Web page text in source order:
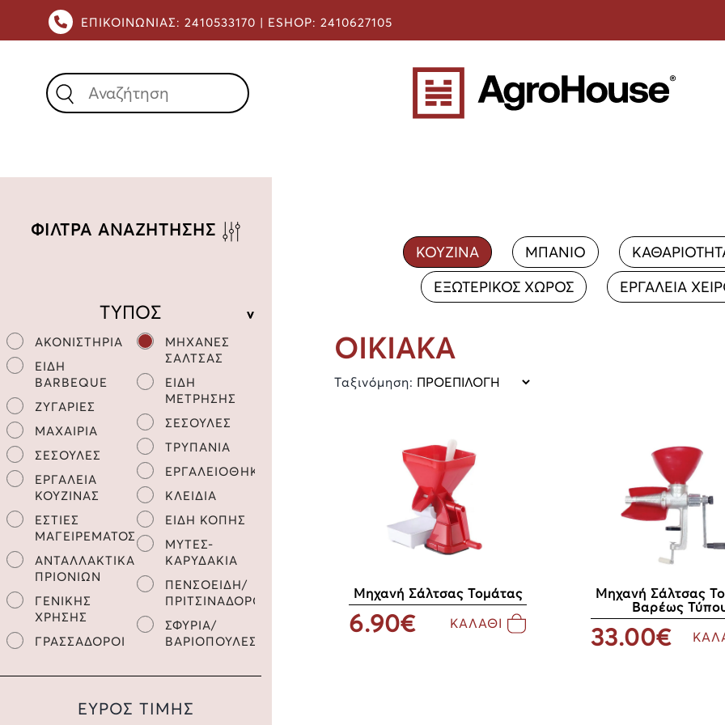
ΕΠΙΚΟΙΝΩΝΙΑΣ: 2410533170 | ESHOP: 2410627105
ΦΙΛΤΡΑ ΑΝΑΖΗΤΗΣΗΣ
ΤΥΠΟΣ
ΑΚΟΝΙΣΤΗΡΙΑ
ΕΙΔΗ
BARBEQUE
ΖΥΓΑΡΙΕΣ
ΜΑΧΑΙΡΙΑ
ΣΕΣΟΥΛΕΣ
ΕΡΓΑΛΕΙΑ
ΚΟΥΖΙΝΑΣ
ΕΣΤΙΕΣ
ΜΑΓΕΙΡΕΜΑΤΟΣ
ΑΝΤΑΛΛΑΚΤΙΚΑ
ΠΡΙΟΝΙΩΝ
ΓΕΝΙΚΗΣ
ΧΡΗΣΗΣ
ΓΡΑΣΣΑΔΟΡΟΙ
ΜΗΧΑΝΕΣ
ΣΑΛΤΣΑΣ
ΕΙΔΗ
ΜΕΤΡΗΣΗΣ
ΣΕΣΟΥΛΕΣ
ΤΡΥΠΑΝΙΑ
ΕΡΓΑΛΕΙΟΘΗΚΕΣ
ΚΛΕΙΔΙΑ
ΕΙΔΗ ΚΟΠΗΣ
ΜΥΤΕΣ-
ΚΑΡΥΔΑΚΙΑ
ΠΕΝΣΟΕΙΔΗ/
ΠΡΙΤΣΙΝΑΔΟΡΟΙ
ΣΦΥΡΙΑ/
ΒΑΡΙΟΠΟΥΛΕΣ
ΕΥΡΟΣ ΤΙΜΗΣ
ΚΟΥΖΙΝΑ ΜΠΑΝΙΟ
ΕΞΩΤΕΡΙΚΟΣ ΧΩΡΟΣ
ΕΡΓΑΛΕΙΑ
ΟΙΚΙΑΚΑ
Ταξινόμηση:
Μηχανή Σάλτσας Τομάτας
6.90€ ΚΑΛΑΘΙ
Μηχανή Σάλτσας
Βαρέως
33.00€